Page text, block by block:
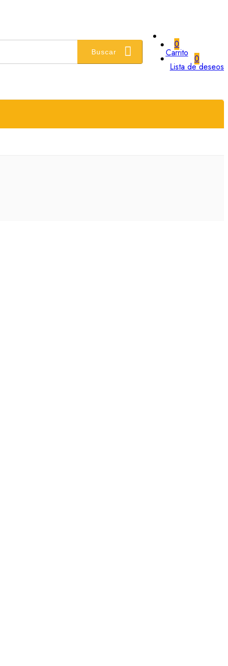
Buscar
0
Carrito
0
Lista de deseos